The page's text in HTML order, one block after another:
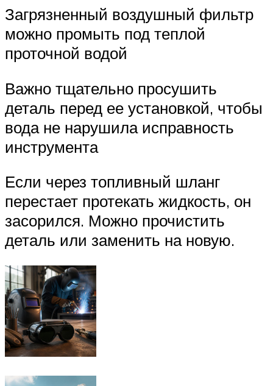
Загрязненный воздушный фильтр
можно промыть под теплой
проточной водой
Важно тщательно просушить
деталь перед ее установкой, чтобы
вода не нарушила исправность
инструмента
Если через топливный шланг
перестает протекать жидкость, он
засорился. Можно прочистить
деталь или заменить на новую.